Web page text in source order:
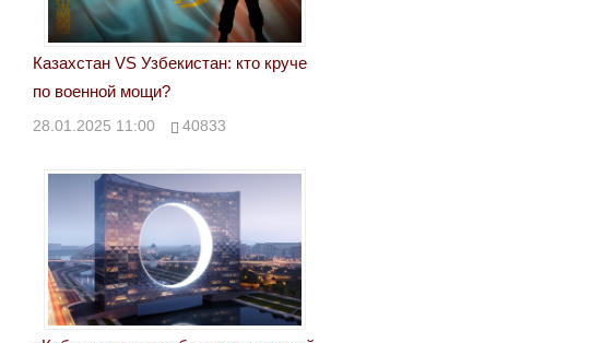
Казахстан VS Узбекистан: кто круче
по военной мощи?
28.01.2025 11:00 40833